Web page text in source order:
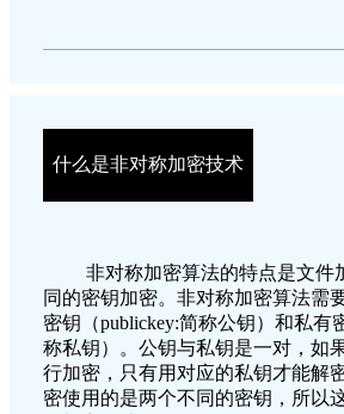
什么是非对称加密技术
非对称加密算法的特点是文件
同的密钥加密。非对称加密算法需
密钥（publickey:简称公钥）和私有
称私钥）。公钥与私钥是一对，如
行加密，只有用对应的私钥才能解
密使用的是两个不同的密钥，所以